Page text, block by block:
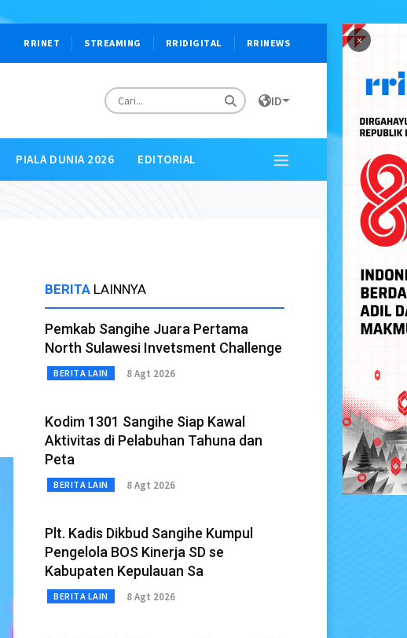
×
RRINET STREAMING RRIDIGITAL RRINEWS
ID
PIALA DUNIA 2026 EDITORIAL
BERITA LAINNYA
Pemkab Sangihe Juara Pertama
North Sulawesi Invetsment Challenge
BERITA LAIN 8 Agt 2026
Kodim 1301 Sangihe Siap Kawal
Aktivitas di Pelabuhan Tahuna dan
Peta
BERITA LAIN 8 Agt 2026
Plt. Kadis Dikbud Sangihe Kumpul
Pengelola BOS Kinerja SD se
Kabupaten Kepulauan Sa
BERITA LAIN 8 Agt 2026